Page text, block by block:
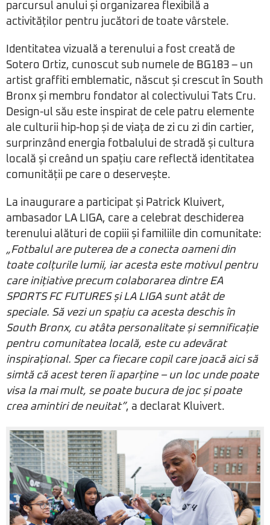
parcursul anului și organizarea flexibilă a
activităților pentru jucători de toate vârstele.
Identitatea vizuală a terenului a fost creată de
Sotero Ortiz, cunoscut sub numele de BG183 – un
artist graffiti emblematic, născut și crescut în South
Bronx și membru fondator al colectivului Tats Cru.
Design-ul său este inspirat de cele patru elemente
ale culturii hip-hop și de viața de zi cu zi din cartier,
surprinzând energia fotbalului de stradă și cultura
locală și creând un spațiu care reflectă identitatea
comunității pe care o deservește.
La inaugurare a participat și Patrick Kluivert,
ambasador LA LIGA, care a celebrat deschiderea
terenului alături de copiii și familiile din comunitate:
„Fotbalul are puterea de a conecta oameni din
toate colțurile lumii, iar acesta este motivul pentru
care inițiative precum colaborarea dintre EA
SPORTS FC FUTURES și LA LIGA sunt atât de
speciale. Să vezi un spațiu ca acesta deschis în
South Bronx, cu atâta personalitate și semnificație
pentru comunitatea locală, este cu adevărat
inspirațional. Sper ca fiecare copil care joacă aici să
simtă că acest teren îi aparține – un loc unde poate
visa la mai mult, se poate bucura de joc și poate
crea amintiri de neuitat”, a declarat Kluivert.